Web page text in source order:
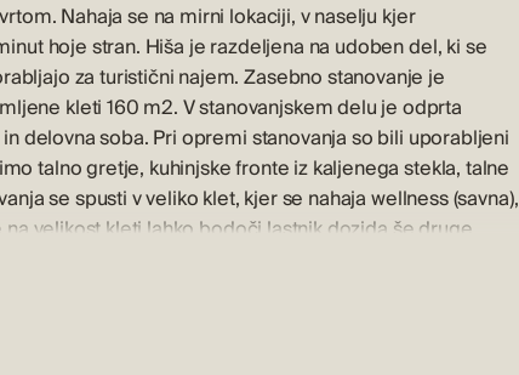
Nahaja se na mirni lokaciji, v naselju kjer
hoje stran. Hiša je razdeljena na udoben del, ki se
za turistični najem. Zasebno stanovanje je
kleti 160 m2. V stanovanjskem delu je odprta
delovna soba. Pri opremi stanovanja so bili uporabljeni
talno gretje, kuhinjske fronte iz kaljenega stekla, talne
se spusti v veliko klet, kjer se nahaja wellness (savna),
velikost kleti lahko bodoči lastnik dozida še druge
popolnoma opremljenih stanovanj z eno ali dvema